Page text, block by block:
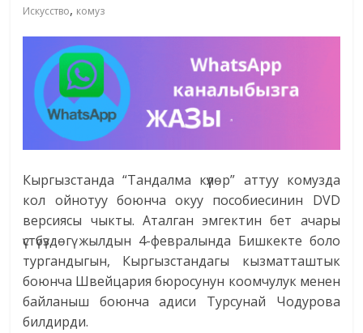
Искусство, комуз
Кыргызстанда “Тандалма күүлөр” аттуу комузда
кол ойнотуу боюнча окуу пособиесинин DVD
версиясы чыкты. Аталган эмгектин бет ачары
үстүбүздөгү жылдын 4-февралында Бишкекте боло
тургандыгын, Кыргызстандагы кызматташтык
боюнча Швейцария бюросунун коомчулук менен
байланыш боюнча адиси Турсунай Чодурова
билдирди.